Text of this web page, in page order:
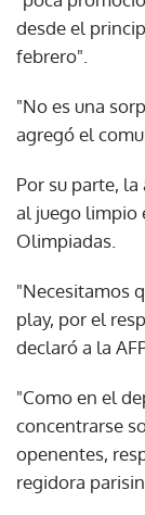
desde el
febrero".
"No es una
agregó el
Por su parte,
al juego limpio
Olimpiadas.
"Necesitamos
play, por el
declaró a la
"Como en el
concentrarse
openentes,
regidora